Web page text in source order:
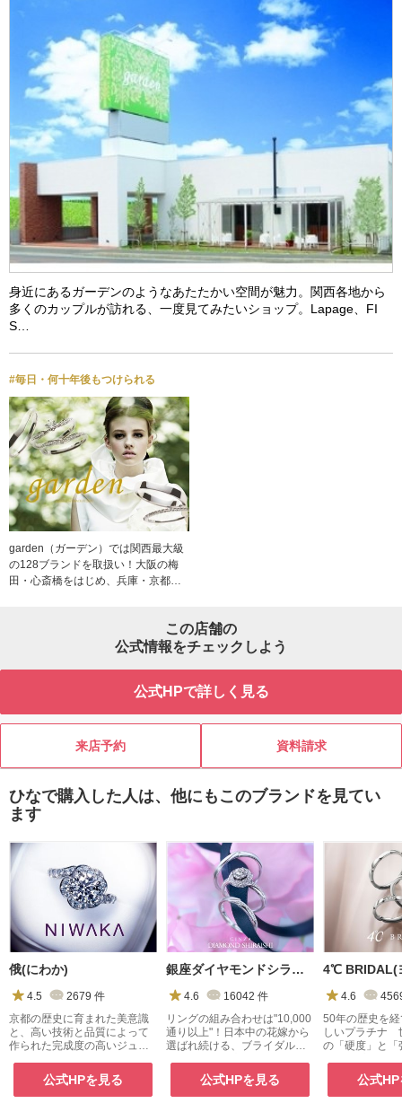
身近にあるガーデンのようなあたたかい空間が魅力。関西各地から
多くのカップルが訪れる、一度見てみたいショップ。Lapage、FI
S…
#毎日・何十年後もつけられる
garden（ガーデン）では関西最大級
の128ブランドを取扱い！大阪の梅
田・心斎橋をはじめ、兵庫・京都・
をしていただけます。 セレクトショ
ップならではの品揃えを目の前に、
楽しみください。ブライダルジュエ
ングル制作も実施。カップルで一緒
に楽しめる体験型イベントやサービ
この店舗の
公式情報をチェックしよう
公式HPで詳しく見る
来店予約 資料請求
ひなで購入した人は、他にもこのブランドを見てい
ます
俄(にわか)
4.5 2679 件
京都の歴史に育まれた美意識
と、高い技術と品質によって
作られた完成度の高いジュエ
公式HPを見る
銀座ダイヤモンドシライシ
4.6 16042 件
リングの組み合わせは"10,000
通り以上"！日本中の花嫁から
選ばれ続ける、ブライダルジ
公式HPを見る
4.6
50年の歴史を
しいプラチナ
の「硬度」と「
公式